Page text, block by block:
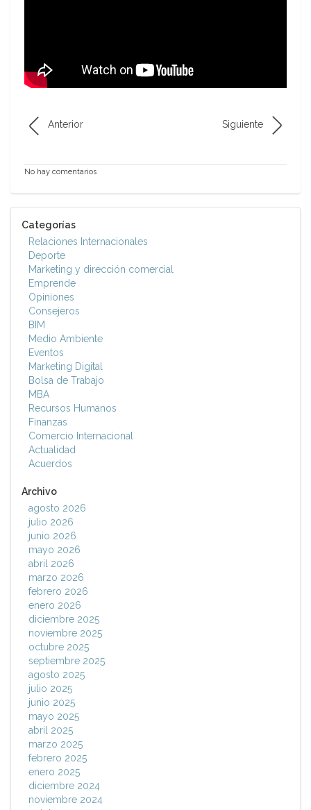
Anterior Siguiente
No hay comentarios
Categorías
Relaciones Internacionales
Deporte
Marketing y dirección comercial
Emprende
Opiniones
Consejeros
BIM
Medio Ambiente
Eventos
Marketing Digital
Bolsa de Trabajo
MBA
Recursos Humanos
Finanzas
Comercio Internacional
Actualidad
Acuerdos
Archivo
agosto 2026
julio 2026
junio 2026
mayo 2026
abril 2026
marzo 2026
febrero 2026
enero 2026
diciembre 2025
noviembre 2025
octubre 2025
septiembre 2025
agosto 2025
julio 2025
junio 2025
mayo 2025
abril 2025
marzo 2025
febrero 2025
enero 2025
diciembre 2024
noviembre 2024